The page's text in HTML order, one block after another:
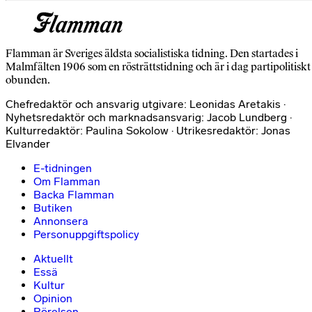
Flamman är Sveriges äldsta socialistiska tidning. Den startades i
Malmfälten 1906 som en rösträttstidning och är i dag partipolitiskt
obunden.
Chefredaktör och ansvarig utgivare: Leonidas Aretakis ·
Nyhetsredaktör och marknadsansvarig: Jacob Lundberg ·
Kulturredaktör: Paulina Sokolow · Utrikesredaktör: Jonas
Elvander
E-tidningen
Om Flamman
Backa Flamman
Butiken
Annonsera
Personuppgiftspolicy
Aktuellt
Essä
Kultur
Opinion